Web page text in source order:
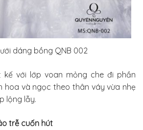
dáng bồng QNB 002
kế với lớp voan mỏng che đi phần
hoa và ngọc theo thân váy vừa nhẹ
lộng lẫy.
trễ cuốn hút